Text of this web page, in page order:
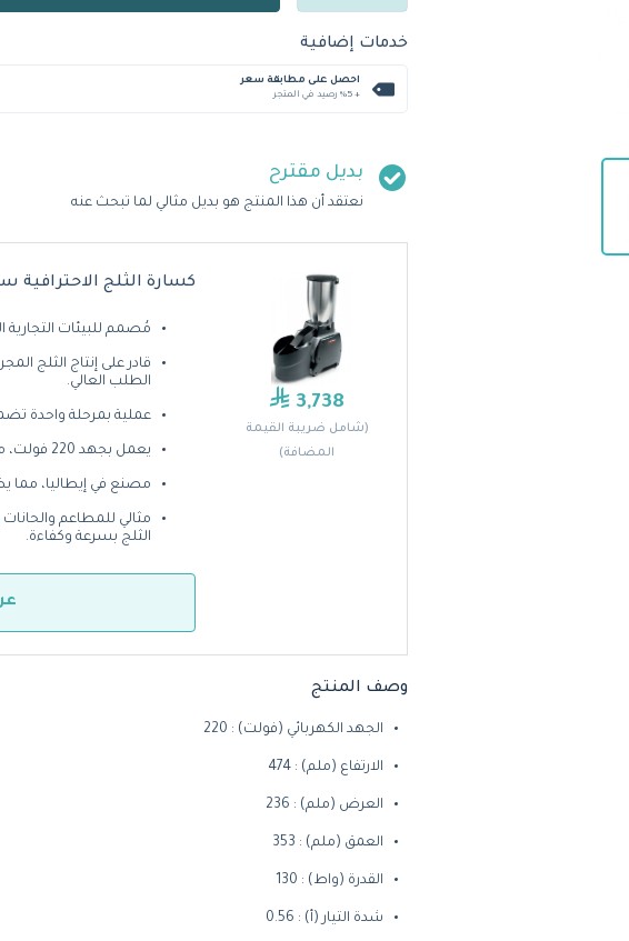
خدمات إضافية
احصل على مطابقة سعر
+ %5 رصيد في المتجر
بديل مقترح
نعتقد أن هذا المنتج هو بديل مثالي لما تبحث عنه
3,738
(شامل ضريبة القيمة
المضافة)
كسارة الثلج الاحترافية
مُصمم للبيئات التجارية
قادر على إنتاج الثلج
الطلب العالي.
عملية بمرحلة واحدة
يعمل بجهد 220 فولت، موفرًا طاقة كافية لقدرة سحق الثلج المثلى.
مصنع في إيطاليا، مما
مثالي للمطاعم
الثلج بسرعة وكفاءة.
وصف المنتج
الجهد الكهربائي (فولت) : 220
الارتفاع (ملم) : 474
العرض (ملم) : 236
العمق (ملم) : 353
القدرة (واط) : 130
شدة التيار (أ) : 0.56